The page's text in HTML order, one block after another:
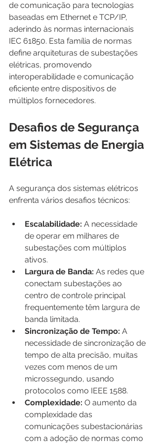
de comunicação para tecnologias
baseadas em Ethernet e TCP/IP,
aderindo às normas internacionais
IEC 61850. Esta família de normas
define arquiteturas de subestações
elétricas, promovendo
interoperabilidade e comunicação
eficiente entre dispositivos de
múltiplos fornecedores.
Desafios de Segurança
em Sistemas de Energia
Elétrica
A segurança dos sistemas elétricos
enfrenta vários desafios técnicos:
Escalabilidade: A necessidade
de operar em milhares de
subestações com múltiplos
ativos.
Largura de Banda: As redes que
conectam subestações ao
centro de controle principal
frequentemente têm largura de
banda limitada.
Sincronização de Tempo: A
necessidade de sincronização de
tempo de alta precisão, muitas
vezes com menos de um
microssegundo, usando
protocolos como IEEE 1588.
Complexidade: O aumento da
complexidade das
comunicações subestacionárias
com a adoção de normas como